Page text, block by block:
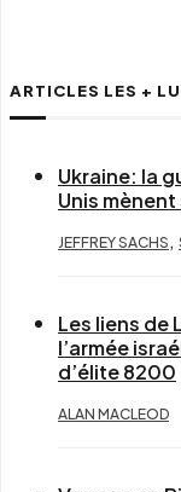
ARTICLES LES +
Ukraine: la
Unis
JEFFREY SACHS ,
Les liens de
l’armée
d’élite 8200
ALAN MACLEOD